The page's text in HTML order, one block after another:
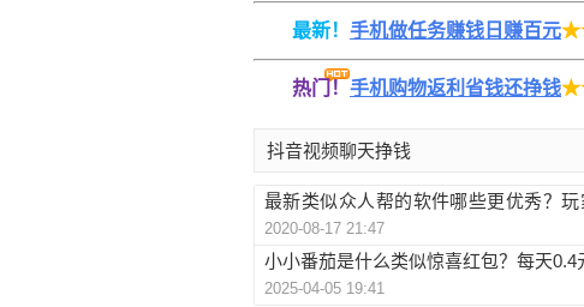
最新！ 手机做任务赚钱日赚百元
热门！ 手机购物返利省钱还挣钱
抖音视频聊天挣钱
最新类似众人帮的软件哪些更优秀？
这些
2020-08-17 21:47
小小番茄是什么类似惊喜红包？每天0.4
2025-04-05 19:41